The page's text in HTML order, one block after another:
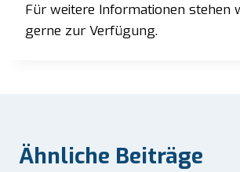
Für weitere Informationen stehen
gerne zur Verfügung.
Ähnliche Beiträge